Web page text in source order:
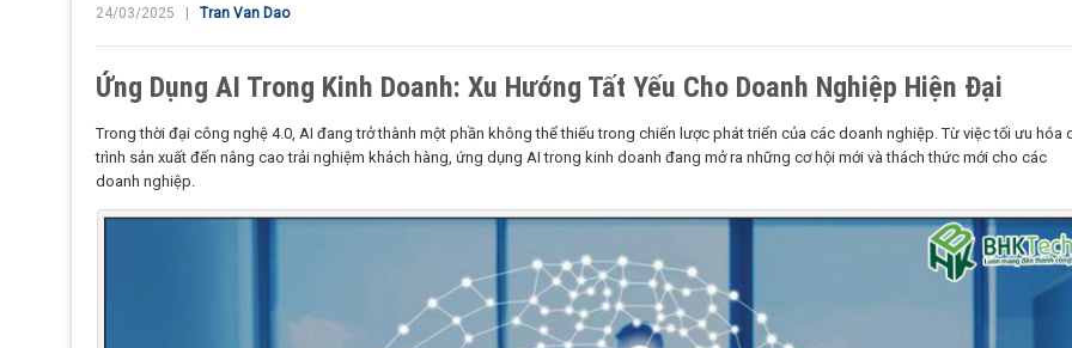
24/03/2025 | Tran Van Dao
Ứng Dụng AI Trong Kinh Doanh: Xu Hướng Tất Yếu Cho Doanh Nghiệp Hiện Đại
Trong thời đại công nghệ 4.0, AI đang trở thành một phần không thể thiếu trong chiến lược phát triển của các doanh nghiệp. Từ việc tối ưu hóa
trình sản xuất đến nâng cao trải nghiệm khách hàng, ứng dụng AI trong kinh doanh đang mở ra những cơ hội mới và thách thức mới cho các
doanh nghiệp.